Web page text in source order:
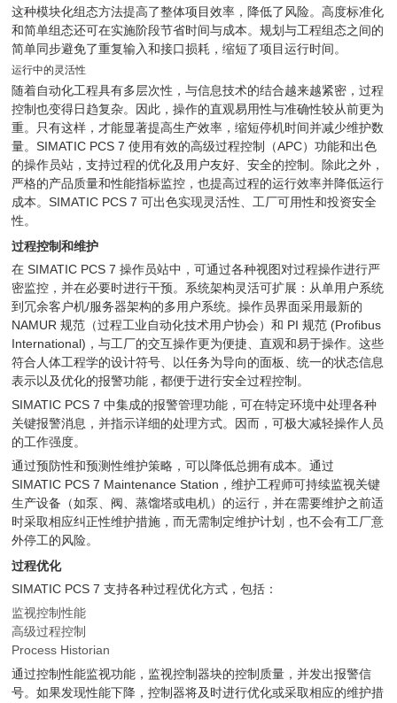
这种模块化组态方法提高了整体项目效率，降低了风险。高度标准化
和简单组态还可在实施阶段节省时间与成本。规划与工程组态之间的
简单同步避免了重复输入和接口损耗，缩短了项目运行时间。
运行中的灵活性
随着自动化工程具有多层次性，与信息技术的结合越来越紧密，过程
控制也变得日趋复杂。因此，操作的直观易用性与准确性较从前更为
重。只有这样，才能显著提高生产效率，缩短停机时间并减少维护数
量。SIMATIC PCS 7 使用有效的高级过程控制（APC）功能和出色
的操作员站，支持过程的优化及用户友好、安全的控制。除此之外，
严格的产品质量和性能指标监控，也提高过程的运行效率并降低运行
成本。SIMATIC PCS 7 可出色实现灵活性、工厂可用性和投资安全
性。
过程控制和维护
在 SIMATIC PCS 7 操作员站中，可通过各种视图对过程操作进行严
密监控，并在必要时进行干预。系统架构灵活可扩展：从单用户系统
到冗余客户机/服务器架构的多用户系统。操作员界面采用最新的
NAMUR 规范（过程工业自动化技术用户协会）和 PI 规范 (Profibus
International)，与工厂的交互操作更为便捷、直观和易于操作。这些
符合人体工程学的设计符号、以任务为导向的面板、统一的状态信息
表示以及优化的报警功能，都便于进行安全过程控制。
SIMATIC PCS 7 中集成的报警管理功能，可在特定环境中处理各种
关键报警消息，并指示详细的处理方式。因而，可极大减轻操作人员
的工作强度。
通过预防性和预测性维护策略，可以降低总拥有成本。通过
SIMATIC PCS 7 Maintenance Station，维护工程师可持续监视关键
生产设备（如泵、阀、蒸馏塔或电机）的运行，并在需要维护之前适
时采取相应纠正性维护措施，而无需制定维护计划，也不会有工厂意
外停工的风险。
过程优化
SIMATIC PCS 7 支持各种过程优化方式，包括：
监视控制性能
高级过程控制
Process Historian
通过控制性能监视功能，监视控制器块的控制质量，并发出报警信
号。如果发现性能下降，控制器将及时进行优化或采取相应的维护措